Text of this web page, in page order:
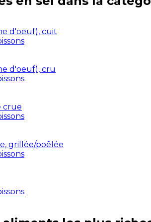
d'oeuf), cuit
d'oeuf), cru
crue
grillée/poêlée